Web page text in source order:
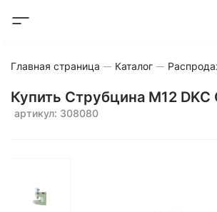
Главная страница Каталог
Купить Струбцина М12 DKC
артикул: 308080